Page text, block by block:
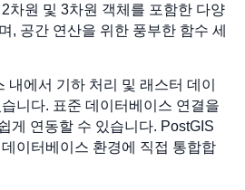
차원 및 3차원 객체를 포함한 다양
, 공간 연산을 위한 풍부한 함수 세
내에서 기하 처리 및 래스터 데이
니다. 표준 데이터베이스 연결을
게 연동할 수 있습니다. PostGIS
이터베이스 환경에 직접 통합합